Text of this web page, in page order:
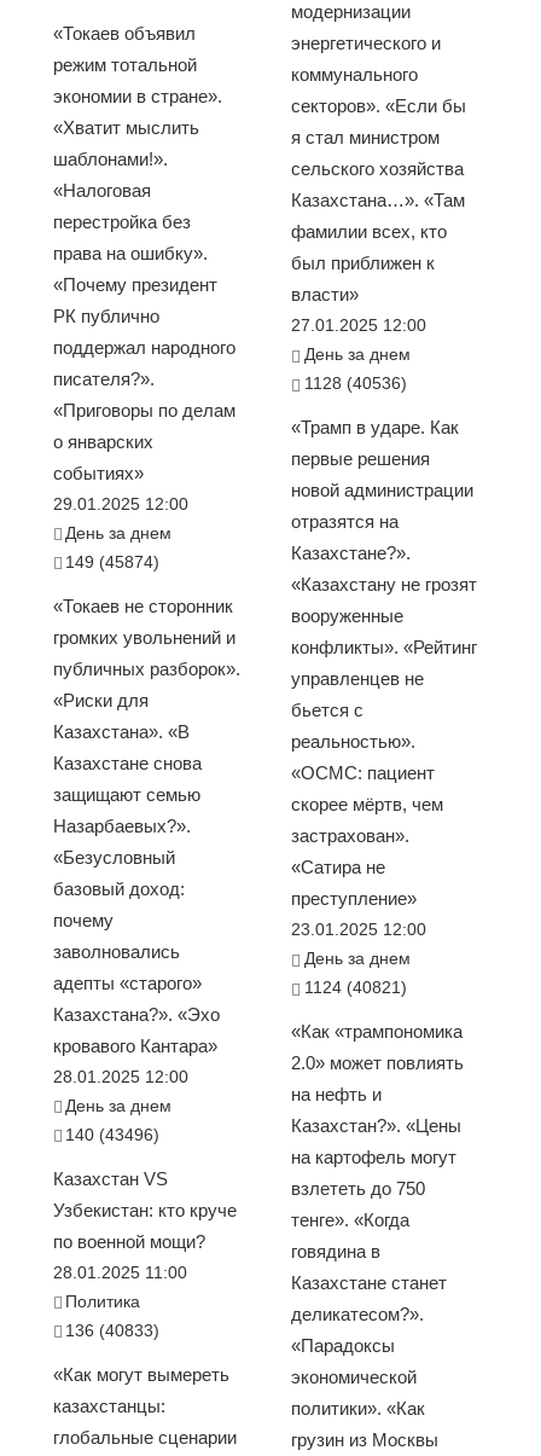
«Токаев объявил
режим тотальной
экономии в стране».
«Хватит мыслить
шаблонами!».
«Налоговая
перестройка без
права на ошибку».
«Почему президент
РК публично
поддержал народного
писателя?».
«Приговоры по делам
о январских
событиях»
29.01.2025 12:00
День за днем
149 (45874)
«Токаев не сторонник
громких увольнений и
публичных разборок».
«Риски для
Казахстана». «В
Казахстане снова
защищают семью
Назарбаевых?».
«Безусловный
базовый доход:
почему
заволновались
адепты «старого»
Казахстана?». «Эхо
кровавого Кантара»
28.01.2025 12:00
День за днем
140 (43496)
Казахстан VS
Узбекистан: кто круче
по военной мощи?
28.01.2025 11:00
Политика
136 (40833)
«Как могут вымереть
казахстанцы:
глобальные сценарии
модернизации
энергетического и
коммунального
секторов». «Если бы
я стал министром
сельского хозяйства
Казахстана…». «Там
фамилии всех, кто
был приближен к
власти»
27.01.2025 12:00
День за днем
1128 (40536)
«Трамп в ударе. Как
первые решения
новой администрации
отразятся на
Казахстане?».
«Казахстану не грозят
вооруженные
конфликты». «Рейтинг
управленцев не
бьется с
реальностью».
«ОСМС: пациент
скорее мёртв, чем
застрахован».
«Сатира не
преступление»
23.01.2025 12:00
День за днем
1124 (40821)
«Как «трампономика
2.0» может повлиять
на нефть и
Казахстан?». «Цены
на картофель могут
взлететь до 750
тенге». «Когда
говядина в
Казахстане станет
деликатесом?».
«Парадоксы
экономической
политики». «Как
грузин из Москвы